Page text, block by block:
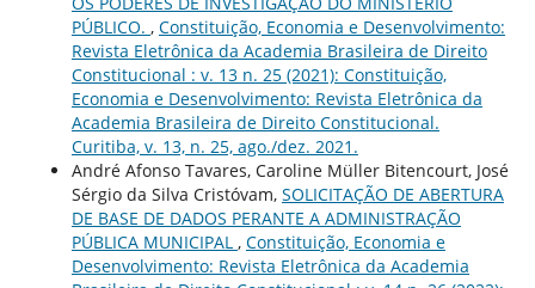
PÚBLICO. , Constituição, Economia e Desenvolvimento:
Revista Eletrônica da Academia Brasileira de Direito
Constitucional : v. 13 n. 25 (2021): Constituição,
Economia e Desenvolvimento: Revista Eletrônica da
Academia Brasileira de Direito Constitucional.
Curitiba, v. 13, n. 25, ago./dez. 2021.
André Afonso Tavares, Caroline Müller Bitencourt, José
Sérgio da Silva Cristóvam, SOLICITAÇÃO DE ABERTURA
DE BASE DE DADOS PERANTE A ADMINISTRAÇÃO
PÚBLICA MUNICIPAL , Constituição, Economia e
Desenvolvimento: Revista Eletrônica da Academia